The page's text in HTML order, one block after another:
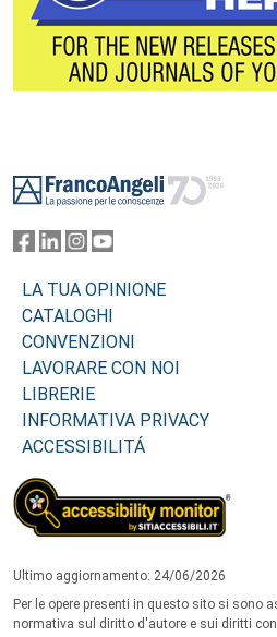
LA TUA OPINIONE
CATALOGHI
CONVENZIONI
LAVORARE CON NOI
LIBRERIE
INFORMATIVA PRIVACY
ACCESSIBILITÁ
Ultimo aggiornamento: 24/06/2026
Per le opere presenti in questo sito si sono
normativa sul diritto d'autore e sui diritti